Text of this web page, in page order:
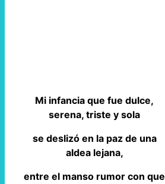
Mi infancia que fue dulce,
serena, triste y sola
se deslizó en la paz de una
aldea lejana,
entre el manso rumor con que